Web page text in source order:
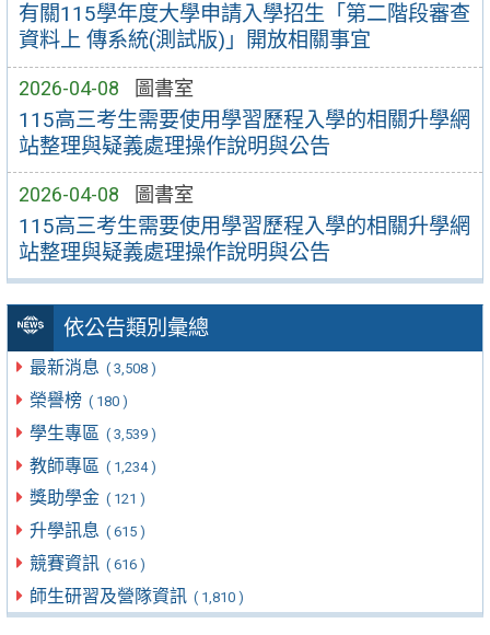
有關115學年度大學申請入學招生「第二階段審查
資料上 傳系統(測試版)」開放相關事宜
2026-04-08 圖書室
115高三考生需要使用學習歷程入學的相關升學網
站整理與疑義處理操作說明與公告
2026-04-08 圖書室
115高三考生需要使用學習歷程入學的相關升學網
站整理與疑義處理操作說明與公告
依公告類別彙總
最新消息 ( 3,508 )
榮譽榜 ( 180 )
學生專區 ( 3,539 )
教師專區 ( 1,234 )
獎助學金 ( 121 )
升學訊息 ( 615 )
競賽資訊 ( 616 )
師生研習及營隊資訊 ( 1,810 )